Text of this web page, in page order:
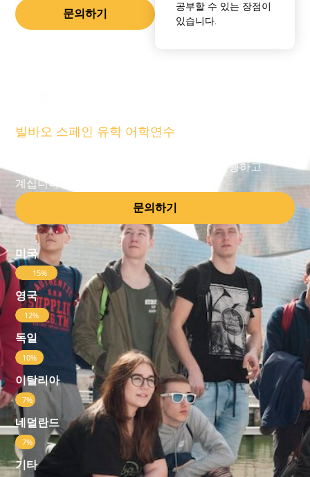
문의하기
공부할 수 있는 장점이
있습니다.
빌바오 스페인 유학 어학연수
다양한 국적의 학생분들이 스페인 유학을 진행하고
계십니다.
문의하기
미국
15%
영국
12%
독일
10%
이탈리아
7%
네덜란드
7%
기타